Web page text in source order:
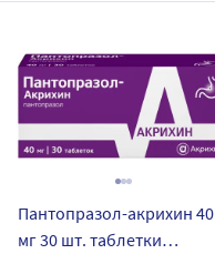
Пантопразол-акрихин 40
мг 30 шт. таблетки